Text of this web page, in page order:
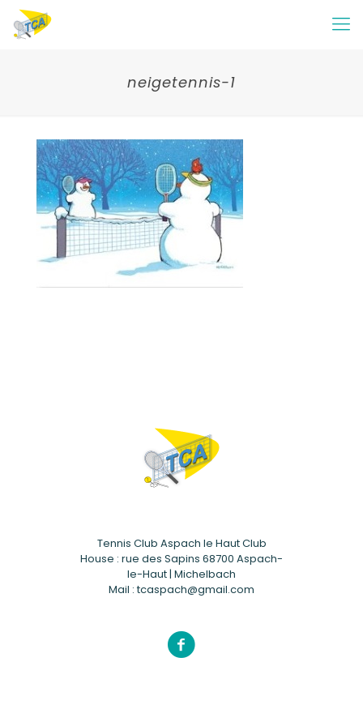
neigetennis-1
Tennis Club Aspach le Haut Club
House : rue des Sapins 68700 Aspach-
le-Haut | Michelbach
Mail : tcaspach@gmail.com